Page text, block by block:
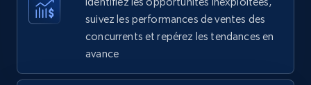
7.4K+ 872+ Commencer
suivez les performances de ventes des
concurrents et repérez les tendances en
avance